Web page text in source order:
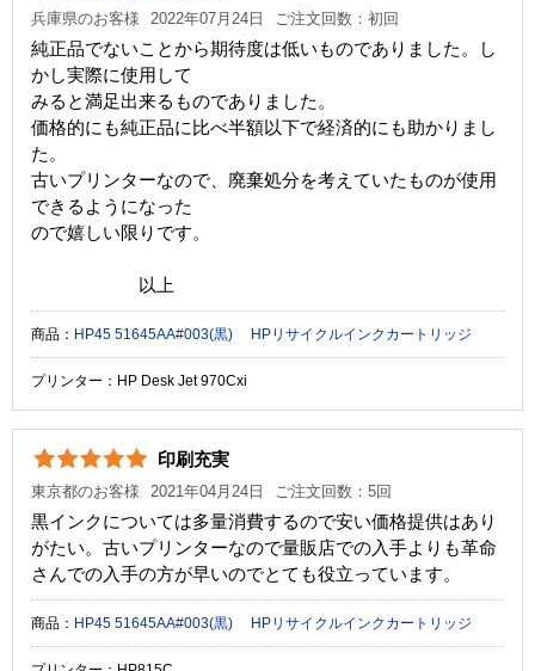
兵庫県のお客様 2022年07月24日 ご注文回数：初回
純正品でないことから期待度は低いものでありました。し
かし実際に使用して
みると満足出来るものでありました。
価格的にも純正品に比べ半額以下で経済的にも助かりまし
た。
古いプリンターなので、廃棄処分を考えていたものが使用
できるようになった
ので嬉しい限りです。
以上
商品： HP45 51645AA#003(黒) HPリサイクルインクカートリッジ
プリンター：HP Desk Jet 970Cxi
印刷充実
東京都のお客様 2021年04月24日 ご注文回数：5回
黒インクについては多量消費するので安い価格提供はあり
がたい。古いプリンターなので量販店での入手よりも革命
さんでの入手の方が早いのでとても役立っています。
商品： HP45 51645AA#003(黒) HPリサイクルインクカートリッジ